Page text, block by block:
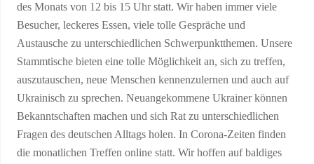
des Monats von 12 bis 15 Uhr statt. Wir haben immer viele
Besucher, leckeres Essen, viele tolle Gespräche und
Austausche zu unterschiedlichen Schwerpunktthemen. Unsere
Stammtische bieten eine tolle Möglichkeit an, sich zu treffen,
auszutauschen, neue Menschen kennenzulernen und auch auf
Ukrainisch zu sprechen. Neuangekommene Ukrainer können
Bekanntschaften machen und sich Rat zu unterschiedlichen
Fragen des deutschen Alltags holen. In Corona-Zeiten finden
die monatlichen Treffen online statt. Wir hoffen auf baldiges